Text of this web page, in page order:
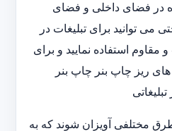
در فضای داخلی و فضای
می توانید برای تبلیغات در
استفاده نمایید و برای
ریز چاپ بنر چاپ بنر
طرق مختلفی آویزان شوند که به